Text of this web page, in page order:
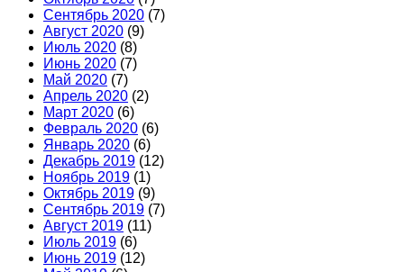
Сентябрь 2020 (7)
Август 2020 (9)
Июль 2020 (8)
Июнь 2020 (7)
Май 2020 (7)
Апрель 2020 (2)
Март 2020 (6)
Февраль 2020 (6)
Январь 2020 (6)
Декабрь 2019 (12)
Ноябрь 2019 (1)
Октябрь 2019 (9)
Сентябрь 2019 (7)
Август 2019 (11)
Июль 2019 (6)
Июнь 2019 (12)